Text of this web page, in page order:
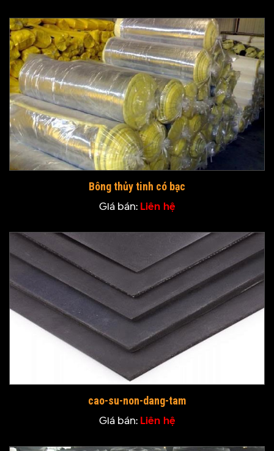
Bông thủy tinh có bạc
Giá bán: Liên hệ
cao-su-non-dang-tam
Giá bán: Liên hệ